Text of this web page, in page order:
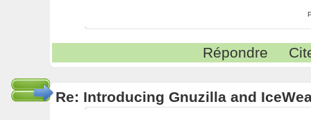
Répondre
Re: Introducing Gnuzilla and